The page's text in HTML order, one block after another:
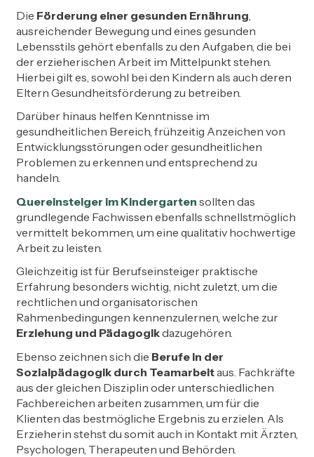
Die Förderung einer gesunden Ernährung
ausreichender Bewegung und eines gesunden
Lebensstils gehört ebenfalls zu den Aufgaben, die bei
der erzieherischen Arbeit im Mittelpunkt stehen.
Hierbei gilt es, sowohl bei den Kindern als auch deren
Eltern Gesundheitsförderung zu betreiben.
Darüber hinaus helfen Kenntnisse im
gesundheitlichen Bereich, frühzeitig Anzeichen von
Entwicklungsstörungen oder gesundheitlichen
Problemen zu erkennen und entsprechend zu
handeln.
Quereinsteiger im Kindergarten sollten das
grundlegende Fachwissen ebenfalls schnellstmöglich
vermittelt bekommen, um eine qualitativ hochwertige
Arbeit zu leisten.
Gleichzeitig ist für Berufseinsteiger praktische
Erfahrung besonders wichtig, nicht zuletzt, um die
rechtlichen und organisatorischen
Rahmenbedingungen kennenzulernen, welche zur
Erziehung und Pädagogikdazugehören.
Ebenso zeichnen sich die Berufe in der
Sozialpädagogik durch Teamarbeitaus. Fachkräfte
aus der gleichen Disziplin oder unterschiedlichen
Fachbereichen arbeiten zusammen, um für die
Klienten das bestmögliche Ergebnis zu erzielen. Als
Erzieherin stehst du somit auch in Kontakt mit Ärzten,
Psychologen, Therapeuten und Behörden.